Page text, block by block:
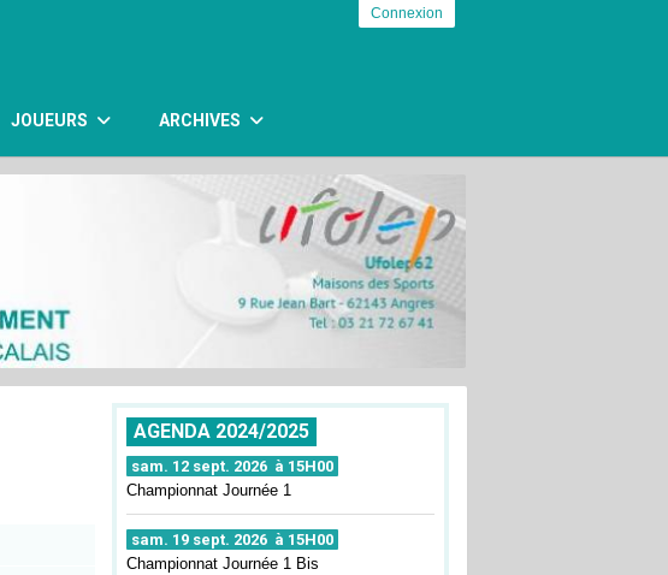
Connexion
JOUEURS ARCHIVES
AGENDA 2024/2025
sam. 12 sept. 2026 à 15H00
Championnat Journée 1
sam. 19 sept. 2026 à 15H00
Championnat Journée 1 Bis